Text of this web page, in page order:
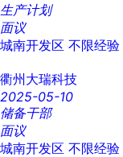
生产计划
面议
城南开发区 不限经验
衢州大瑞科技
2025-05-10
储备干部
面议
城南开发区 不限经验